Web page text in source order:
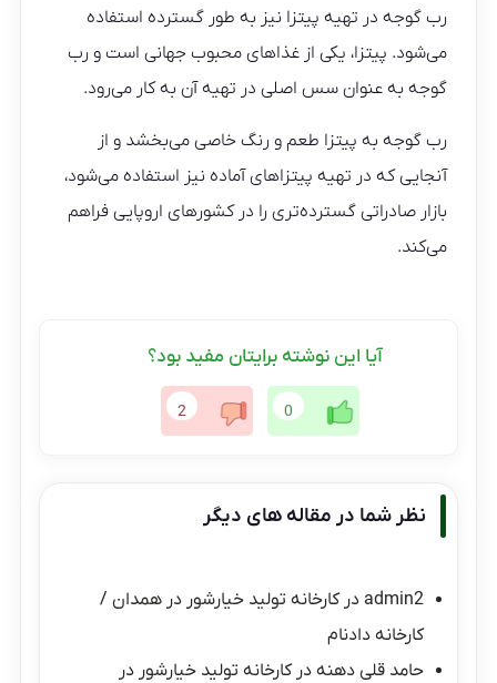
رب گوجه در تهیه پیتزا نیز به طور گسترده استفاده
می‌شود. پیتزا، یکی از غذاهای محبوب جهانی است و رب
گوجه به عنوان سس اصلی در تهیه آن به کار می‌رود.
رب گوجه به پیتزا طعم و رنگ خاصی می‌بخشد و از
آنجایی که در تهیه پیتزاهای آماده نیز استفاده می‌شود،
بازار صادراتی گسترده‌تری را در کشورهای اروپایی فراهم
می‌کند.
آیا این نوشته برایتان مفید بود؟
0
2
نظر شما در مقاله های دیگر
admin2 درکارخانه تولید خیارشور در همدان /
کارخانه دادنام
حامد قلی دهنه درکارخانه تولید خیارشور در